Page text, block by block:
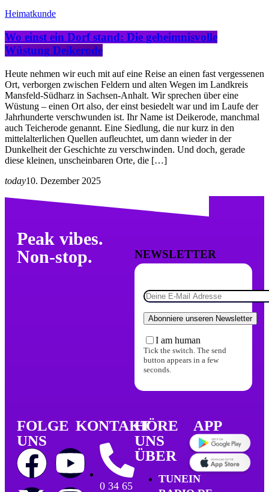
Heimatkunde
Wo einst ein Dorf stand: Die geheimnisvolle
Wüstung Deikerode
Heute nehmen wir euch mit auf eine Reise an einen fast vergessenen
Ort, verborgen zwischen Feldern und alten Wegen im Landkreis
Mansfeld-Südharz in Sachsen-Anhalt. Wir sprechen über eine
Wüstung – einen Ort also, der einst besiedelt war und im Laufe der
Jahrhunderte verschwunden ist. Ihr Name ist Deikerode, manchmal
auch Teicherode genannt. Eine Siedlung, die nur kurz in den
mittelalterlichen Quellen aufleuchtet, um dann wieder in der
Dunkelheit der Geschichte zu verschwinden. Und doch, gerade
diese kleinen, unscheinbaren Orte, die […]
today10. Dezember 2025
Peak vibes.
Non-stop.
NEWSLETTER
I am human
Tick the switch. The send
button appears in a few
seconds.
FOLGE
UNS
KONTAKT
0 34 65
HÖRE
UNS
ÜBER
TUNEIN
APP